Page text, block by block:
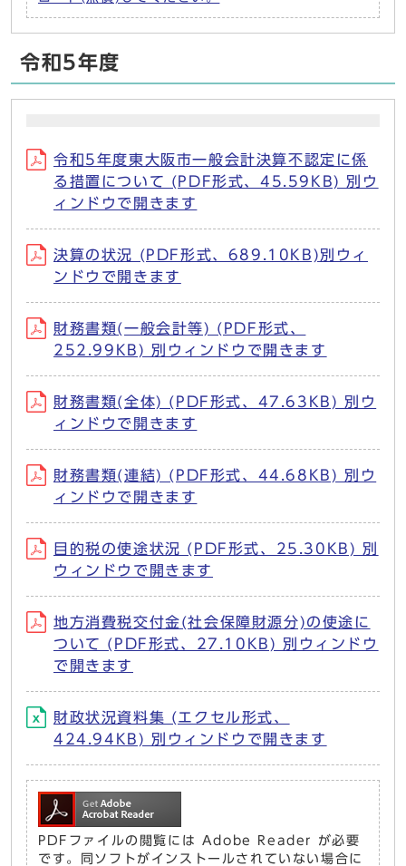
令和5年度
令和5年度東大阪市一般会計決算不認定に係
る措置について (PDF形式、45.59KB) 別ウ
ィンドウで開きます
決算の状況 (PDF形式、689.10KB)別ウィ
ンドウで開きます
財務書類(一般会計等) (PDF形式、
252.99KB) 別ウィンドウで開きます
財務書類(全体) (PDF形式、47.63KB) 別ウ
ィンドウで開きます
財務書類(連結) (PDF形式、44.68KB) 別ウ
ィンドウで開きます
目的税の使途状況 (PDF形式、25.30KB) 別
ウィンドウで開きます
地方消費税交付金(社会保障財源分)の使途に
ついて (PDF形式、27.10KB) 別ウィンドウ
で開きます
財政状況資料集 (エクセル形式、
424.94KB) 別ウィンドウで開きます
PDFファイルの閲覧には Adobe Reader が必要
です。同ソフトがインストールされていない場合に